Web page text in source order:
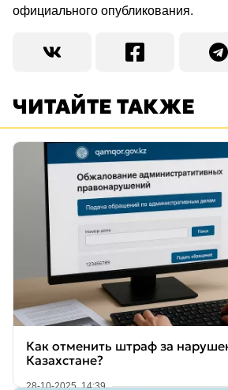
официального опубликования.
ЧИТАЙТЕ ТАКЖЕ
Как отменить штраф за
Казахстане?
28-10-2025, 14:39